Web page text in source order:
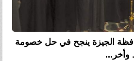
الجيزة ينجح في حل خصومة
وأخر...